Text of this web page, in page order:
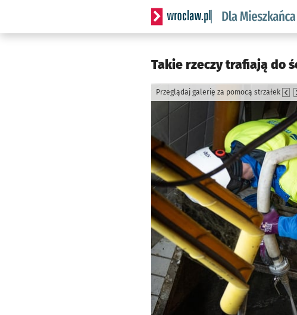
Serwis informacyjny wroclaw.pl
Takie rzeczy trafiają do
Przeglądaj galerię za pomocą strzałek